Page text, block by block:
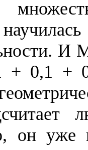
И
+ 0,1 +
он уже